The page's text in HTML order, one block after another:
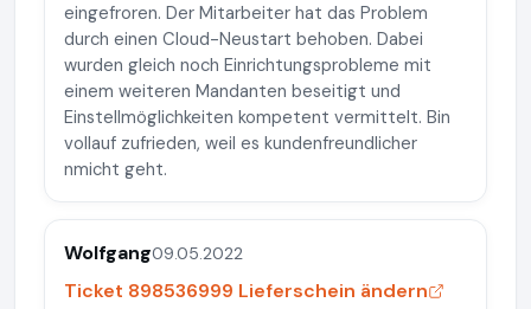
eingefroren. Der Mitarbeiter hat das Problem
durch einen Cloud-Neustart behoben. Dabei
wurden gleich noch Einrichtungsprobleme mit
einem weiteren Mandanten beseitigt und
Einstellmöglichkeiten kompetent vermittelt. Bin
vollauf zufrieden, weil es kundenfreundlicher
nmicht geht.
Wolfgang09.05.2022
Ticket 898536999 Lieferschein ändern